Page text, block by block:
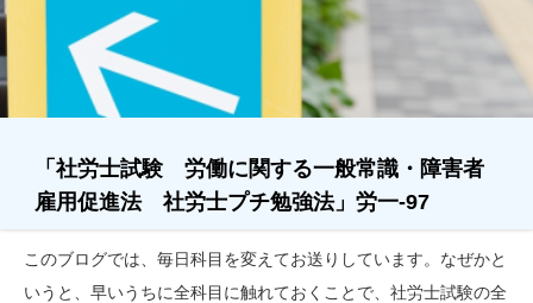
「社労士試験 労働に関する一般常識・障害者
雇用促進法 社労士プチ勉強法」労一-97
このブログでは、毎日科目を変えてお送りしています。なぜかと
いうと、早いうちに全科目に触れておくことで、社労士試験の全